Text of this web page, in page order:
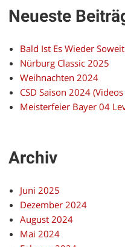
Neueste
Bald Ist Es Wieder
Nürburg Classic 2025
Weihnachten 2024
CSD Saison 2024
Meisterfeier Bayer 04
Archiv
Juni 2025
Dezember 2024
August 2024
Mai 2024